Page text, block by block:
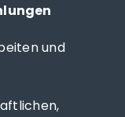
und